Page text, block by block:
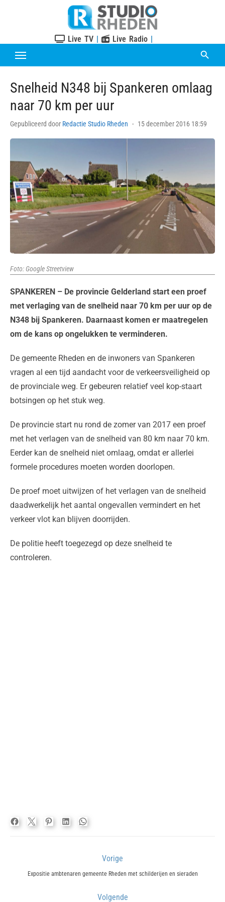
Live TV | Live Radio |
Snelheid N348 bij Spankeren omlaag
naar 70 km per uur
Gepubliceerd door Redactie Studio Rheden
Posted
15 december 2016 18:59
Foto: Google Streetview
SPANKEREN – De provincie Gelderland start een proef
met verlaging van de snelheid naar 70 km per uur op de
N348 bij Spankeren. Daarnaast komen er maatregelen
om de kans op ongelukken te verminderen.
De gemeente Rheden en de inwoners van Spankeren
vragen al een tijd aandacht voor de verkeersveiligheid op
de provinciale weg. Er gebeuren relatief veel kop-staart
botsingen op het stuk weg.
De provincie start nu rond de zomer van 2017 een proef
met het verlagen van de snelheid van 80 km naar 70 km.
Eerder kan de snelheid niet omlaag, omdat er allerlei
formele procedures moeten worden doorlopen.
De proef moet uitwijzen of het verlagen van de snelheid
daadwerkelijk het aantal ongevallen vermindert en het
verkeer vlot kan blijven doorrijden.
De politie heeft toegezegd op deze snelheid te
controleren.
navigatie
Vorige
Previous
Expositie ambtenaren gemeente Rheden met schilderijen en sieraden
Volgende